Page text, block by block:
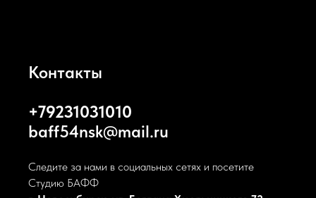
Контакты
+79231031010
baff54nsk@mail.ru
Следите за нами в социальных сетях и посетите
Студию БАФФ